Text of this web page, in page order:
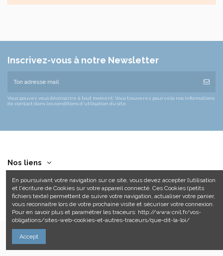
Inscrivez-vous à notre Newsletter
Vous pouvez vous désinscrire à tout moment. Vous trouverez pour cela nos informations
de contact dans les conditions d'utilisation du site.
Nos liens
Contact us
En poursuivant votre navigation sur ce site, vous devez accepter l’utilisation
et l'écriture de Cookies sur votre appareil connecté. Ces Cookies (petits
fichiers texte) permettent de suivre votre navigation, actualiser votre panier,
vous reconnaitre lors de votre prochaine visite et sécuriser votre connexion.
Pour en savoir plus et paramétrer les traceurs: http://www.cnil.fr/vos-
obligations/sites-web-cookies-et-autres-traceurs/que-dit-la-loi/
Accept